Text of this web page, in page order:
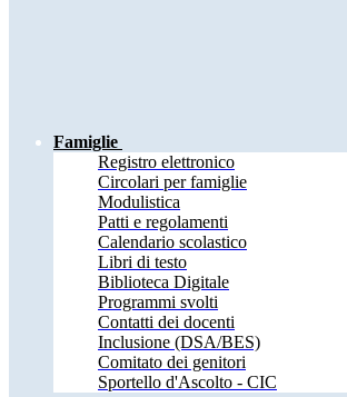
Famiglie
Registro elettronico
Circolari per famiglie
Modulistica
Patti e regolamenti
Calendario scolastico
Libri di testo
Biblioteca Digitale
Programmi svolti
Contatti dei docenti
Inclusione (DSA/BES)
Comitato dei genitori
Sportello d'Ascolto - CIC